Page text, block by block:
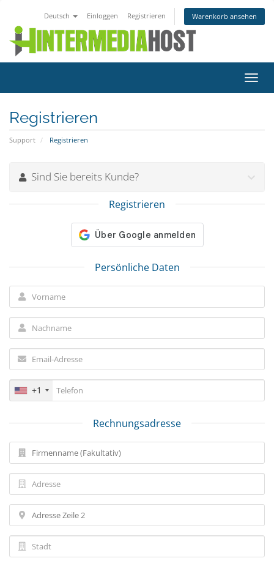
Deutsch Einloggen Registrieren Warenkorb ansehen
ein-/
Registrieren
Support Registrieren
Sind Sie bereits Kunde?
Registrieren
Persönliche Daten
+1
Rechnungsadresse